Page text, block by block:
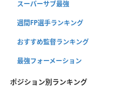
スーパーサブ最強
週間FP選手ランキング
おすすめ監督ランキング
最強フォーメーション
ポジション別ランキング